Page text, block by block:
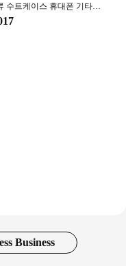
문구류 수트케이스 휴대폰 기타 DIY 레트로 스티커, 빈티지 스크랩북 재료, 아메리칸 스타일, 호미 스티커, 10 개, 50 개
Business